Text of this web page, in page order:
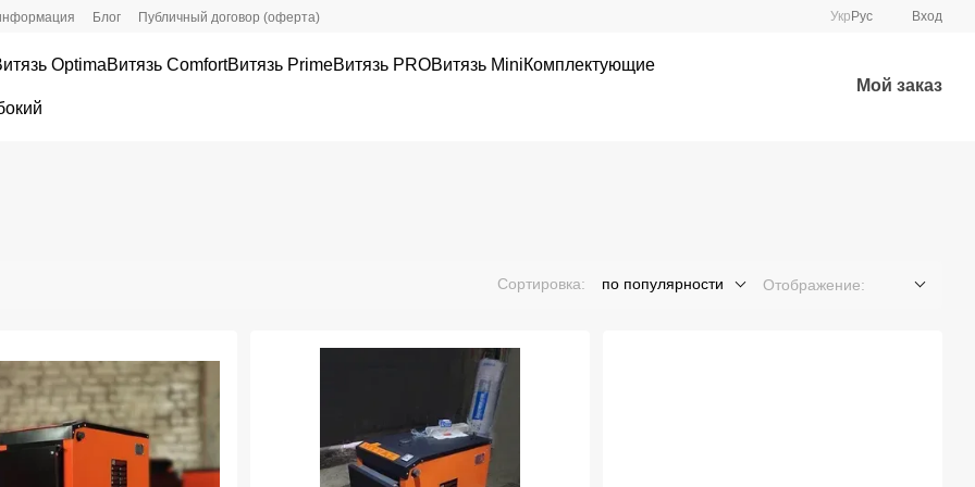
Блог Публичный договор (оферта) Укр Рус Вход
OptimaВитязь ComfortВитязь PrimeВитязь PRОВитязь MiniКомплектующие
Мой заказ
Сортировка: по популярности Отображение: